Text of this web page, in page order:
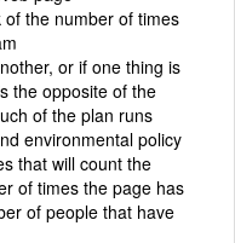
the number of times
or if one thing is
the opposite of the
of the plan runs
environmental policy
that will count the
of times the page has
of people that have